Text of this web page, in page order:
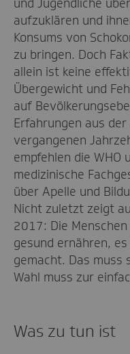
und Jugendliche
aufzuklären und
Konsums von
zu bringen. Doch
allein ist keine
Übergewicht und
auf
Erfahrungen aus
vergangenen
empfehlen die WHO
medizinische
über Apelle und
Nicht zuletzt zeigt
2017: Die
gesund ernähren,
gemacht. Das muss
Wahl muss zur
Was zu tun ist